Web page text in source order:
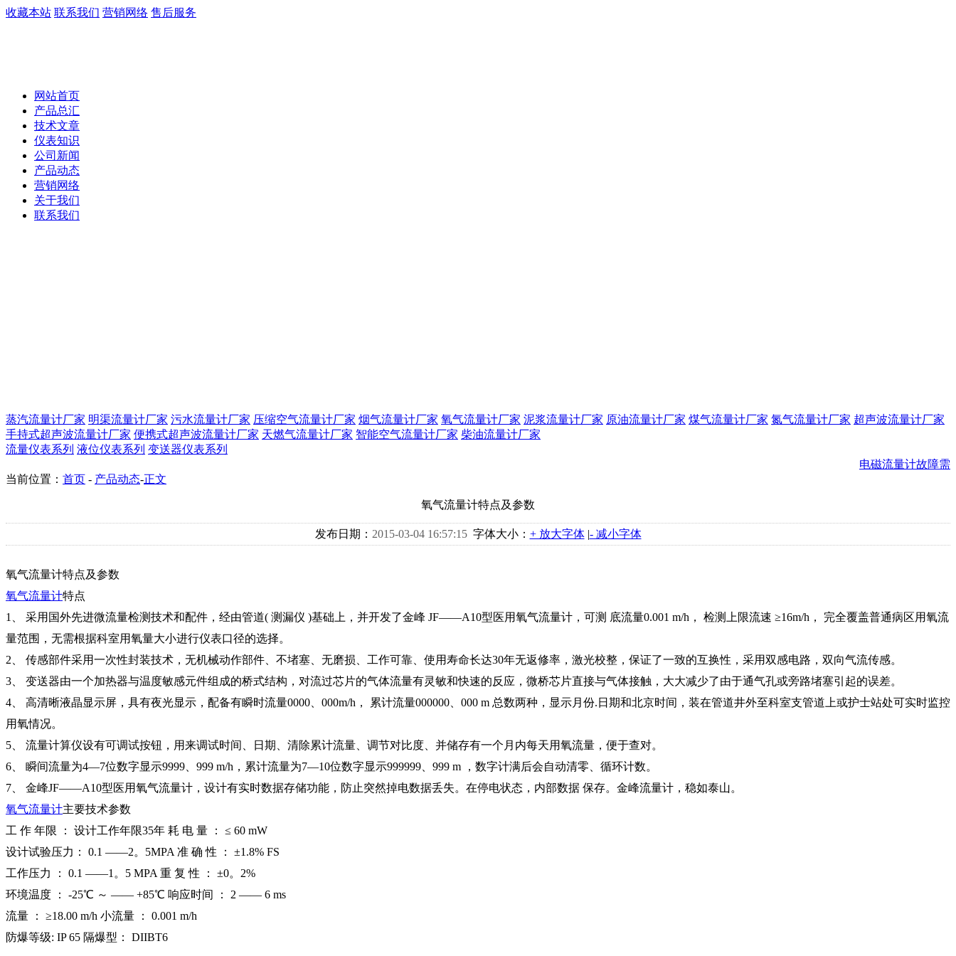
收藏本站 联系我们 营销网络 售后服务
网站首页
产品总汇
技术文章
仪表知识
公司新闻
产品动态
营销网络
关于我们
联系我们
蒸汽流量计厂家 明渠流量计厂家 污水流量计厂家 压缩空气流量计厂家 烟气流量计厂家 氧气流量计厂家 泥浆流量计厂家 原油流量计厂家 煤气流量计厂家 氮气流量计厂家 超声波流量计厂家
手持式超声波流量计厂家 便携式超声波流量计厂家 天燃气流量计厂家 智能空气流量计厂家 柴油流量计厂家
流量仪表系列 液位仪表系列 变送器仪表系列
电磁流量计故障需
当前位置： 首页 - 产品动态-正文
氧气流量计特点及参数
发布日期： 2015-03-04 16:57:15字体大小： + 放大字体|- 减小字体
氧气流量计特点及参数
氧气流量计特点
1、 采用国外先进微流量检测技术和配件，经由管道( 测漏仪 )基础上，并开发了金峰 JF——A10型医用氧气流量计，可测 底流量0.001 m/h， 检测上限流速 ≥16m/h， 完全覆盖普通病区用氧流
量范围，无需根据科室用氧量大小进行仪表口径的选择。
2、 传感部件采用一次性封装技术，无机械动作部件、不堵塞、无磨损、工作可靠、使用寿命长达30年无返修率，激光校整，保证了一致的互换性，采用双感电路，双向气流传感。
3、 变送器由一个加热器与温度敏感元件组成的桥式结构，对流过芯片的气体流量有灵敏和快速的反应，微桥芯片直接与气体接触，大大减少了由于通气孔或旁路堵塞引起的误差。
4、 高清晰液晶显示屏，具有夜光显示，配备有瞬时流量0000、000m/h， 累计流量000000、000 m 总数两种，显示月份.日期和北京时间，装在管道井外至科室支管道上或护士站处可实时监控
用氧情况。
5、 流量计算仪设有可调试按钮，用来调试时间、日期、清除累计流量、调节对比度、并储存有一个月内每天用氧流量，便于查对。
6、 瞬间流量为4—7位数字显示9999、999 m/h，累计流量为7—10位数字显示999999、999 m ，数字计满后会自动清零、循环计数。
7、 金峰JF——A10型医用氧气流量计，设计有实时数据存储功能，防止突然掉电数据丢失。在停电状态，内部数据 保存。金峰流量计，稳如泰山。
氧气流量计主要技术参数
工 作 年限 ： 设计工作年限35年 耗 电 量 ： ≤ 60 mW
设计试验压力： 0.1 ——2。5MPA 准 确 性 ： ±1.8% FS
工作压力 ： 0.1 ——1。5 MPA 重 复 性 ： ±0。2%
环境温度 ： -25℃ ～ —— +85℃ 响应时间 ： 2 —— 6 ms
流量 ： ≥18.00 m/h 小流量 ： 0.001 m/h
防爆等级: IP 65 隔爆型： DIIBT6